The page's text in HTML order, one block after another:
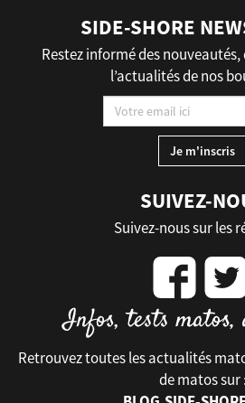
SIDE-SHORE
Restez informé des
l’actualités de nos
SUIVEZ-
Suivez-nous sur les
Retrouvez toutes les actualités
de matos sur :